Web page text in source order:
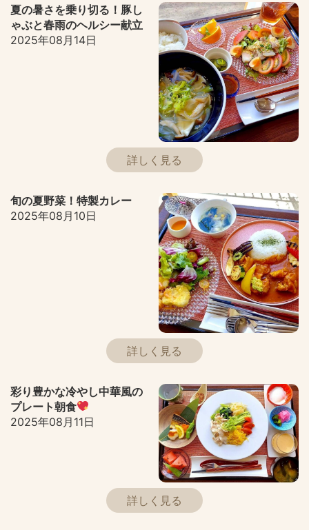
夏の暑さを乗り切る！豚し
ゃぶと春雨のヘルシー献立
2025年08月14日
詳しく見る
旬の夏野菜！特製カレー
2025年08月10日
詳しく見る
彩り豊かな冷やし中華風の
プレート朝食
2025年08月11日
詳しく見る